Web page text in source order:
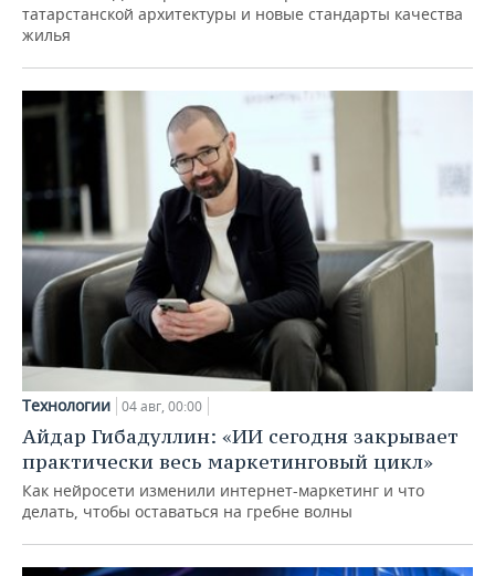
татарстанской архитектуры и новые стандарты качества
жилья
Технологии 04 авг, 00:00
Айдар Гибадуллин: «ИИ сегодня закрывает
практически весь маркетинговый цикл»
Как нейросети изменили интернет-маркетинг и что
делать, чтобы оставаться на гребне волны